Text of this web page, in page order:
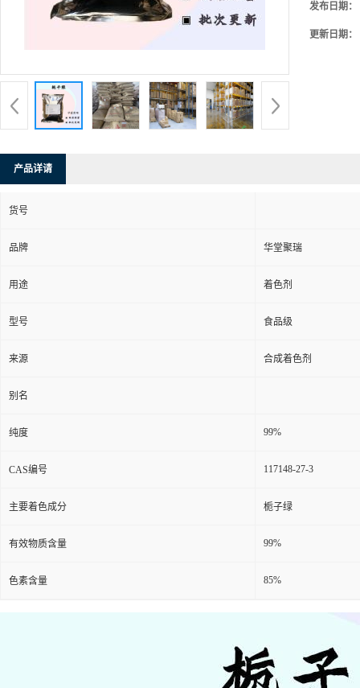
发布日期：
更新日期：
产品详请
货号
品牌 华堂聚瑞
用途 着色剂
型号 食品级
来源 合成着色剂
别名
纯度 99%
CAS编号 117148-27-3
主要着色成分 栀子绿
有效物质含量 99%
色素含量 85%